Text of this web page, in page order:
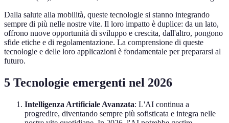
Dalla salute alla mobilità, queste tecnologie si stanno integrando
sempre di più nelle nostre vite. Il loro impatto è duplice: da un lato,
offrono nuove opportunità di sviluppo e crescita, dall'altro, pongono
sfide etiche e di regolamentazione. La comprensione di queste
tecnologie e delle loro applicazioni è fondamentale per prepararsi al
futuro.
5 Tecnologie emergenti nel 2026
Intelligenza Artificiale Avanzata: L'AI continua a
progredire, diventando sempre più sofisticata e integra nelle